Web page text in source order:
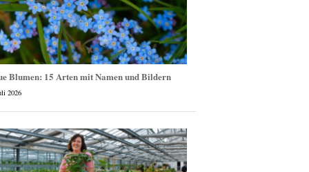
Blumen: 15 Arten mit Namen und Bildern
2026